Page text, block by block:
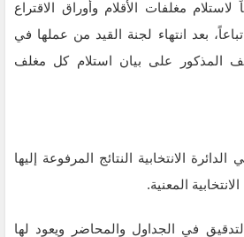
لاستلام مغلفات الأقلام وأوراق الاقتراع
بعد انتهاء لجنة القيد من عملها في
المذكور على بيان استلام كل مغلف
الانتخابية النتائج المرفوعة إليها
المعنية.
في الجداول والمحاضر ويعود لها